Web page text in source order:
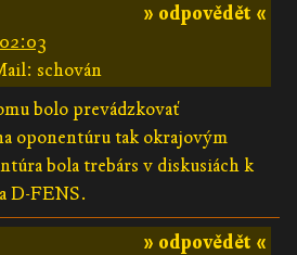
» odpovědět «
schován
bolo prevádzkovať
oponentúru tak okrajovým
bola trebárs v diskusiách k
D-FENS.
» odpovědět «